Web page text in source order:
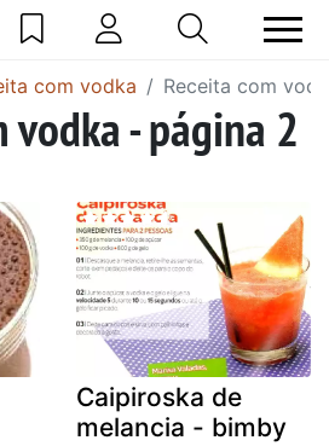
com vodka Receita com
vodka - página 2
Caipiroska de
melancia - bimby